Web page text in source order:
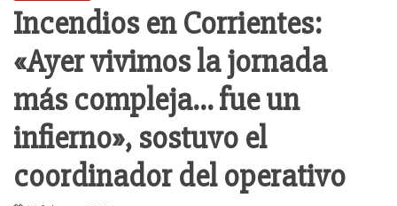
Incendios en Corrientes:
«Ayer vivimos la jornada
más compleja… fue un
infierno», sostuvo el
coordinador del operativo